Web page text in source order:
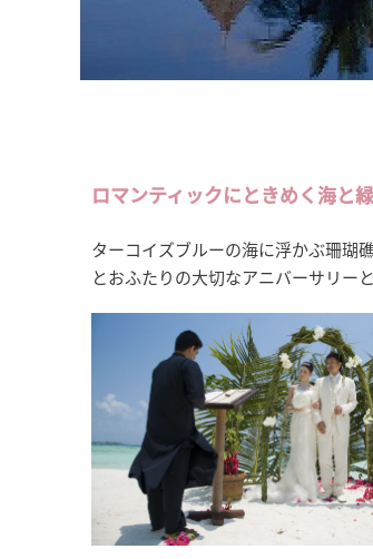
ロマンティックにときめく海と
ターコイズブルーの海に浮かぶ珊瑚
とおふたりの大切なアニバーサリー